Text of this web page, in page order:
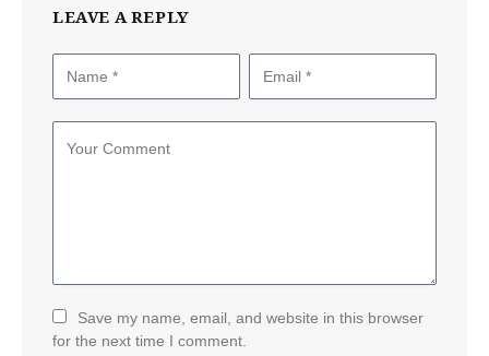
LEAVE A REPLY
Save my name, email, and website in this browser
for the next time I comment.